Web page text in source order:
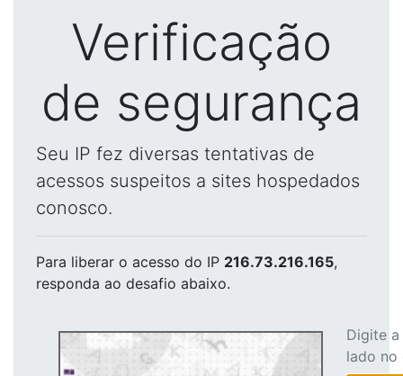
Verificação
de segurança
Seu IP fez diversas tentativas de
acessos suspeitos a sites hospedados
conosco.
Para liberar o acesso do IP 216.73.216.165,
responda ao desafio abaixo.
Digite
lado no